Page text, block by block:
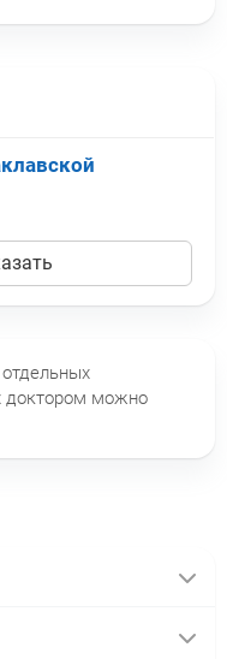
доктором можно